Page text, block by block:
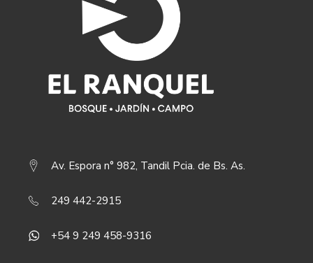
Av. Espora n° 982, Tandil Pcia. de Bs. As.
249 442-2915
+54 9 249 458-9316